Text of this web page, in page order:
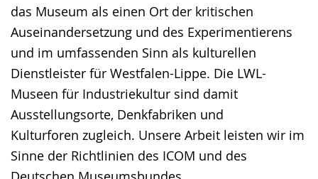
das Museum als einen Ort der kritischen
Auseinandersetzung und des Experimentierens
und im umfassenden Sinn als kulturellen
Dienstleister für Westfalen-Lippe. Die LWL-
Museen für Industriekultur sind damit
Ausstellungsorte, Denkfabriken und
Kulturforen zugleich. Unsere Arbeit leisten wir im
Sinne der Richtlinien des ICOM und des